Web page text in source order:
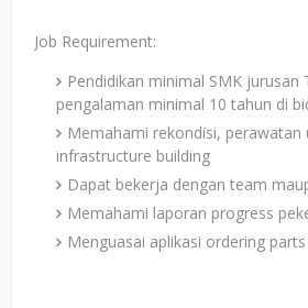
Job Requirement:
Pendidikan minimal SMK jurusan
pengalaman minimal 10 tahun di
Memahami rekondisi, perawatan
infrastructure building
Dapat bekerja dengan team
Memahami laporan progress
Menguasai aplikasi ordering